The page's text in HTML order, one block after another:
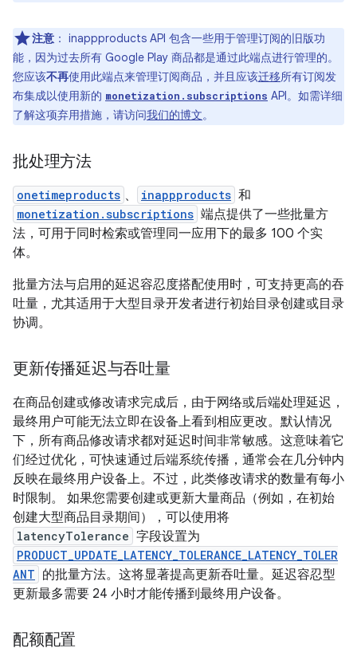
注意 ： inappproducts API 包含一些用于管理订阅的旧版功
能，因为过去所有 Google Play 商品都是通过此端点进行管理的。
您应该不再使用此端点来管理订阅商品，并且应该迁移所有订阅发
布集成以使用新的 monetization.subscriptions API。如需详细
了解这项弃用措施，请访问我们的博文。
批处理方法
onetimeproducts 、 inappproducts 和
monetization.subscriptions 端点提供了一些批量方
法，可用于同时检索或管理同一应用下的最多 100 个实
体。
批量方法与启用的延迟容忍度搭配使用时，可支持更高的吞
吐量，尤其适用于大型目录开发者进行初始目录创建或目录
协调。
更新传播延迟与吞吐量
在商品创建或修改请求完成后，由于网络或后端处理延迟，
最终用户可能无法立即在设备上看到相应更改。默认情况
下，所有商品修改请求都对延迟时间非常敏感。这意味着它
们经过优化，可快速通过后端系统传播，通常会在几分钟内
反映在最终用户设备上。不过，此类修改请求的数量有每小
时限制。 如果您需要创建或更新大量商品（例如，在初始
创建大型商品目录期间），可以使用将
latencyTolerance 字段设置为
PRODUCT_UPDATE_LATENCY_TOLERANCE_LATENCY_TOLER
ANT 的批量方法。这将显著提高更新吞吐量。延迟容忍型
更新最多需要 24 小时才能传播到最终用户设备。
配额配置